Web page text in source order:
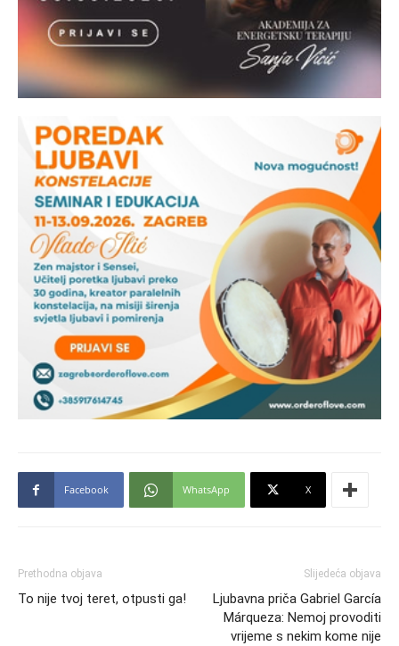
Facebook WhatsApp X
Prethodna objava
To nije tvoj teret, otpusti ga!
Slijedeća objava
Ljubavna priča Gabriel García
Márqueza: Nemoj provoditi
vrijeme s nekim kome nije